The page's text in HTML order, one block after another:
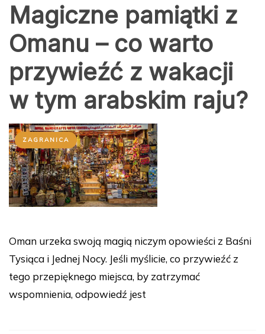
Magiczne pamiątki z
Omanu – co warto
przywieźć z wakacji
w tym arabskim raju?
ZAGRANICA
Oman urzeka swoją magią niczym opowieści z Baśni
Tysiąca i Jednej Nocy. Jeśli myślicie, co przywieźć z
tego przepięknego miejsca, by zatrzymać
wspomnienia, odpowiedź jest